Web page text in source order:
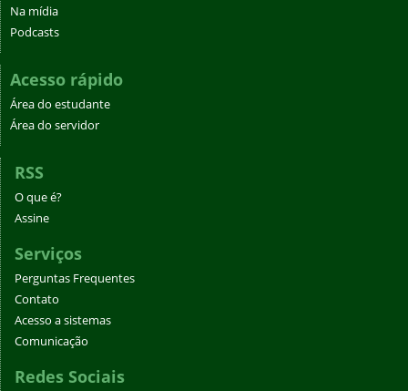
Na mídia
Podcasts
Acesso rápido
Área do estudante
Área do servidor
RSS
O que é?
Assine
Serviços
Perguntas Frequentes
Contato
Acesso a sistemas
Comunicação
Redes Sociais